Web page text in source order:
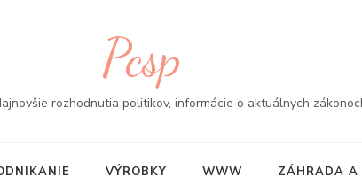
Pcsp
rozhodnutia politikov, informácie o aktuálnych
VÝROBKY WWW ZÁHRADA A